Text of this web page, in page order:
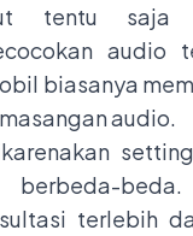
tentu saja
audio
biasanya
audio.
terlebih